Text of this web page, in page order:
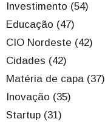
Investimento (54)
Educação (47)
CIO Nordeste (42)
Cidades (42)
Matéria de capa (37)
Inovação (35)
Startup (31)